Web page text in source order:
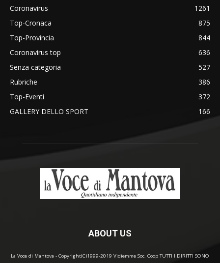
Coronavirus
1261
Top-Cronaca
875
Top-Provincia
844
Coronavirus top
636
Senza categoria
527
Rubriche
386
Top-Eventi
372
GALLERY DELLO SPORT
166
ABOUT US
La Voce di Mantova - Copyright(C)1999-2019 Vidiemme Soc. Coop TUTTI I DIRITTI SONO